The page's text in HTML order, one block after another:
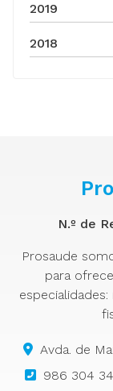
2019
2018
N.º de
Prosaude
para
Avda. de
986 304